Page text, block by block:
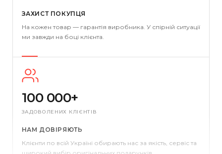
ЗАХИСТ ПОКУПЦЯ
На кожен товар — гарантія виробника. У спірній ситуації
ми завжди на боці клієнта.
100 000+
ЗАДОВОЛЕНИХ КЛІЄНТІВ
НАМ ДОВІРЯЮТЬ
Клієнти по всій Україні обирають нас за якість, сервіс та